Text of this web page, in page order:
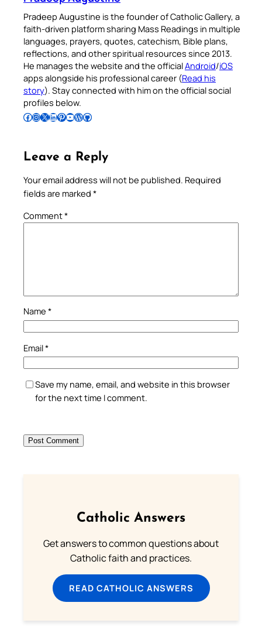
Pradeep Augustine is the founder of Catholic Gallery, a
faith-driven platform sharing Mass Readings in multiple
languages, prayers, quotes, catechism, Bible plans,
reflections, and other spiritual resources since 2013.
He manages the website and the officialAndroid/iOS
apps alongside his professional career (Read his
story). Stay connected with him on the official social
profiles below.
Follow Pradeep on Facebook Follow Pradeep on InstagramFollow Pradeep on X Follow Pradeep on LinkedIn Follow Pradeep on Pinterest Subscribe to Pradeep’s Youtube Channel Follow Pradeep on WordPress Follow Pradeep on GitHub
Leave a Reply
Your email address will not be published. Required
fields are marked *
Comment*
Name *
Email*
Save my name, email, and website in this browser
for the next time I comment.
Catholic Answers
Get answers to common questions about
Catholic faith and practices.
READ CATHOLIC ANSWERS